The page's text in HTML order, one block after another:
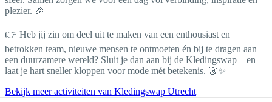
plezier. 🎉
👉 Heb jij zin om deel uit te maken van een enthousiast en
betrokken team, nieuwe mensen te ontmoeten én bij te dragen aan
een duurzamere wereld? Sluit je dan aan bij de Kledingswap – en
laat je hart sneller kloppen voor mode mét betekenis. 👗✨
Bekijk meer activiteiten van Kledingswap Utrecht